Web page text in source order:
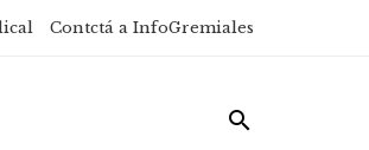
Contctá a InfoGremiales